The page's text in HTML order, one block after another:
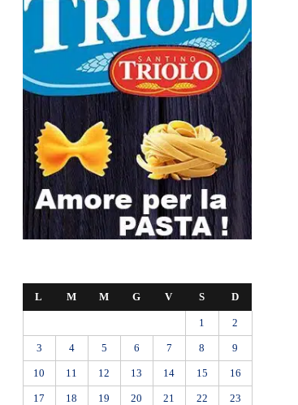
L M M G V S D
1 2
3 4 5 6 7 8 9
10 11 12 13 14 15 16
17 18 19 20 21 22 23